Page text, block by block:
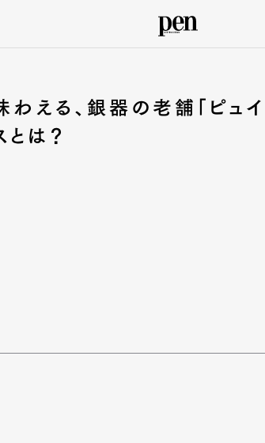
える、銀器の老舗「ピュ
は？